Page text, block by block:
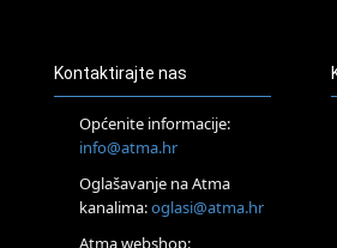
Tečaj Višeg Vodstva, razvijanja
25.08.
Upisi u program Profesionalni
generacija kreće 25.08. 2026.
Online
Kontaktirajte nas
Općenite informacije:
info@atma.hr
Oglašavanje na Atma
kanalima:oglasi@atma.hr
Atma webshop: